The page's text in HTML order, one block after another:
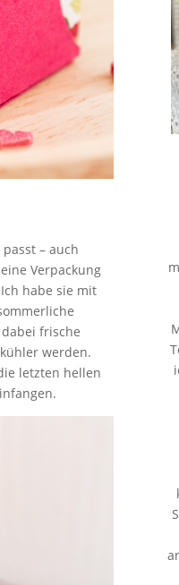
– auch
Verpackung
habe sie mit
frische
werden.
letzten hellen